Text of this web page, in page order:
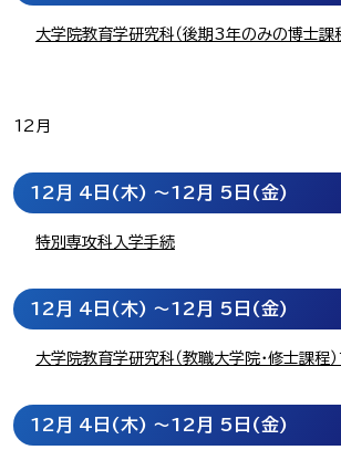
大学院教育学研究科（後期3年のみの博士課
12月
12月 4日 (木) ～12月 5日 (金)
特別専攻科入学手続
12月 4日 (木) ～12月 5日 (金)
大学院教育学研究科（教職大学院・修士課程
12月 4日 (木) ～12月 5日 (金)